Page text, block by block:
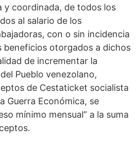
y coordinada, de todos los
al salario de los
con o sin incidencia
beneficios otorgados a dichos
de incrementar la
Pueblo venezolano,
de Cestaticket socialista
Guerra Económica, se
mínimo mensual” a la suma